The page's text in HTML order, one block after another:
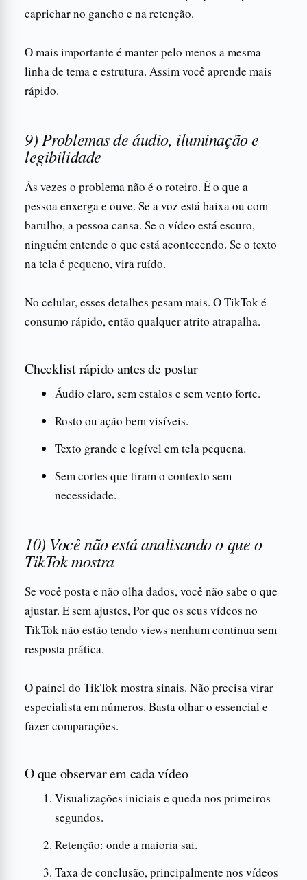
caprichar no gancho e na retenção.
O mais importante é manter pelo menos a mesma
linha de tema e estrutura. Assim você aprende mais
rápido.
9) Problemas de áudio, iluminação e
legibilidade
Às vezes o problema não é o roteiro. É o que a
pessoa enxerga e ouve. Se a voz está baixa ou com
barulho, a pessoa cansa. Se o vídeo está escuro,
ninguém entende o que está acontecendo. Se o texto
na tela é pequeno, vira ruído.
No celular, esses detalhes pesam mais. O TikTok é
consumo rápido, então qualquer atrito atrapalha.
Checklist rápido antes de postar
Áudio claro, sem estalos e sem vento forte.
Rosto ou ação bem visíveis.
Texto grande e legível em tela pequena.
Sem cortes que tiram o contexto sem
necessidade.
10) Você não está analisando o que o
TikTok mostra
Se você posta e não olha dados, você não sabe o que
ajustar. E sem ajustes, Por que os seus vídeos no
TikTok não estão tendo views nenhum continua sem
resposta prática.
O painel do TikTok mostra sinais. Não precisa virar
especialista em números. Basta olhar o essencial e
fazer comparações.
O que observar em cada vídeo
Visualizações iniciais e queda nos primeiros
segundos.
Retenção: onde a maioria sai.
Taxa de conclusão, principalmente nos vídeos